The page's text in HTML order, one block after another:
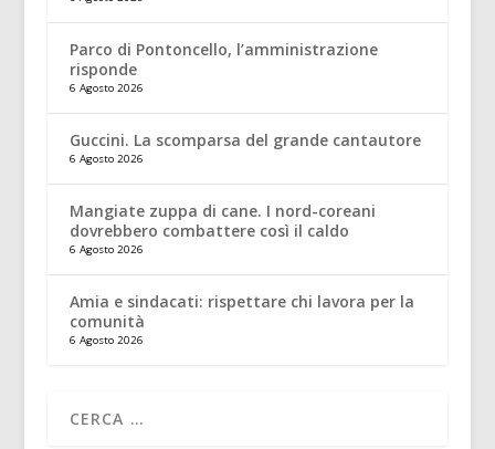
Parco di Pontoncello, l’amministrazione
risponde
6 Agosto 2026
Guccini. La scomparsa del grande cantautore
6 Agosto 2026
Mangiate zuppa di cane. I nord-coreani
dovrebbero combattere così il caldo
6 Agosto 2026
Amia e sindacati: rispettare chi lavora per la
comunità
6 Agosto 2026